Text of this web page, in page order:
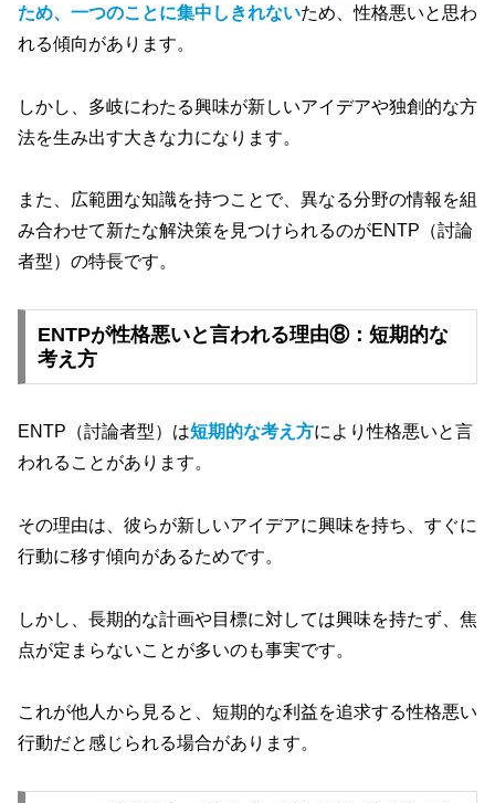
ため、一つのことに集中しきれないため、性格悪いと思わ
れる傾向があります。
しかし、多岐にわたる興味が新しいアイデアや独創的な方
法を生み出す大きな力になります。
また、広範囲な知識を持つことで、異なる分野の情報を組
み合わせて新たな解決策を見つけられるのがENTP（討論
者型）の特長です。
ENTPが性格悪いと言われる理由⑧：短期的な
考え方
ENTP（討論者型）は短期的な考え方により性格悪いと言
われることがあります。
その理由は、彼らが新しいアイデアに興味を持ち、すぐに
行動に移す傾向があるためです。
しかし、長期的な計画や目標に対しては興味を持たず、焦
点が定まらないことが多いのも事実です。
これが他人から見ると、短期的な利益を追求する性格悪い
行動だと感じられる場合があります。